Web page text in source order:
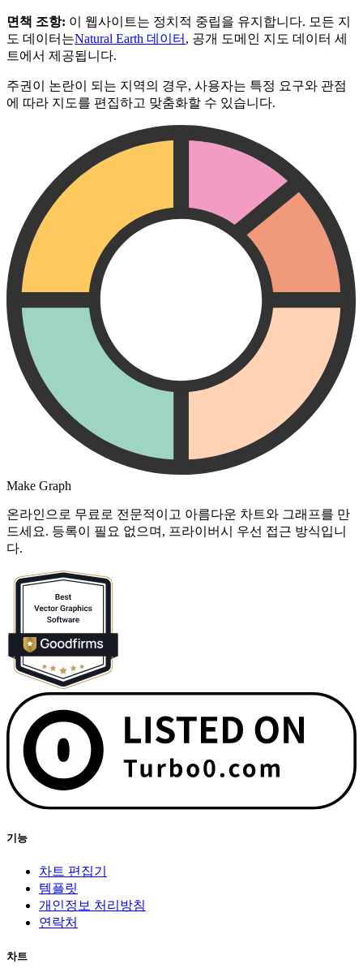
면책 조항: 이 웹사이트는 정치적 중립을 유지합니다. 모든 지
도 데이터는Natural Earth 데이터 , 공개 도메인 지도 데이터 세
트에서 제공됩니다.
주권이 논란이 되는 지역의 경우, 사용자는 특정 요구와 관점
에 따라 지도를 편집하고 맞춤화할 수 있습니다.
Make Graph
온라인으로 무료로 전문적이고 아름다운 차트와 그래프를 만
드세요. 등록이 필요 없으며, 프라이버시 우선 접근 방식입니
다.
기능
차트 편집기
템플릿
개인정보 처리방침
연락처
차트